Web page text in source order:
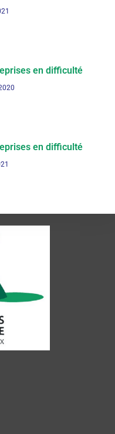
en difficulté
en difficulté